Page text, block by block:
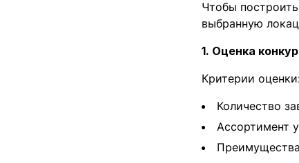
Чтобы
выбранную
1. Оценка
Критерии
Количество
Ассортимент